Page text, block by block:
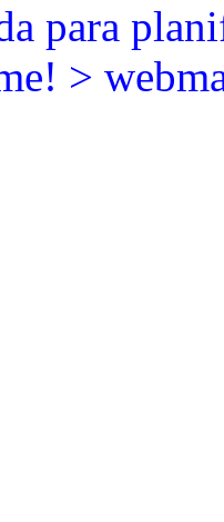
para
>